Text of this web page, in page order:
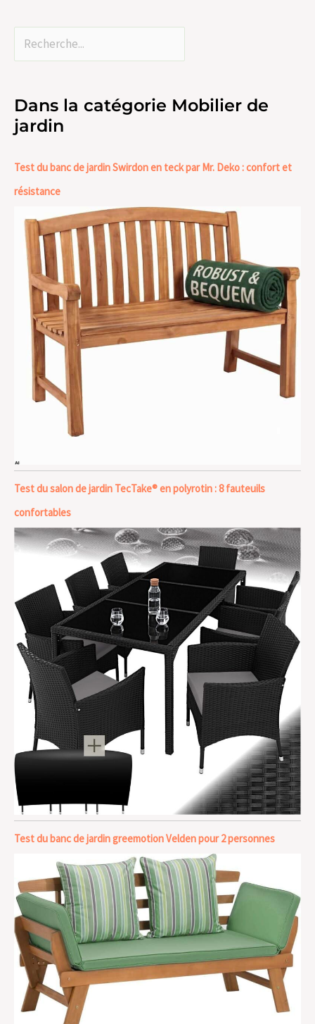
Dans la catégorie Mobilier de
jardin
Test du banc de jardin Swirdon en teck par Mr. Deko : confort et
résistance
Test du salon de jardin TecTake® en polyrotin : 8 fauteuils
confortables
Test du banc de jardin greemotion Velden pour 2 personnes